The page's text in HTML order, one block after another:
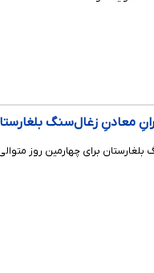
معادنِ زغال‌سنگ
بلغارستان برای چهارمین روز